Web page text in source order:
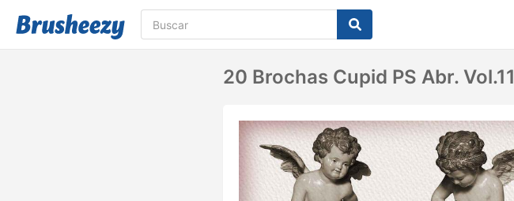
20 Brochas Cupid PS Abr. Vol.11